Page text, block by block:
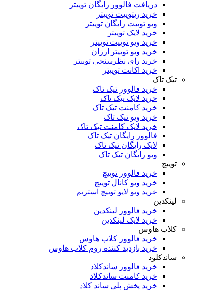
دریافت فالوور رایگان توییتر
خرید ریتوییت توییتر
ویو توییت رایگان توییتر
خرید لایک توییتر
خرید ویو توییت توییتر
خرید ویو توییتر ارزان
خرید رای نظرسنجی توییتر
خرید اکانت توییتر
تیک تاک
خرید فالوور تیک تاک
خرید لایک تیک تاک
خرید کامنت تیک ‌تاک
خرید ویو تیک تاک
خرید لایک کامنت تیک تاک
فالوور رایگان تیک تاک
لایک رایگان تیک تاک
ویو رایگان تیک تاک
توییچ
خرید فالوور توییچ
خرید ویو کانال توییچ
خرید ویو لایو توییچ استریم
لینکدین
خرید فالوور لینکدین
خرید لایک لینکدین
کلاب هاوس
خرید فالوور کلاب هاوس
خرید بازدید کننده روم کلاب هاوس
ساندکلود
خرید فالوور ساندکلاد
خرید کامنت ساندکلاد
خرید پخش پلی ساند کلاد